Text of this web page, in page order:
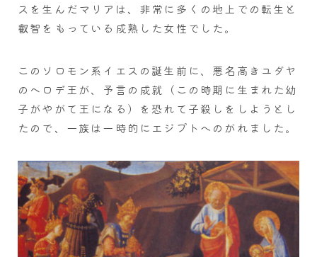
スを生んだマリアは、非常に多くの地上での転生と
叡智をもっている成熟した女性でした。
このソロモン系イエスの誕生前に、悪名高きユダヤ
のヘロデ王が、予言の成就（この時期に生まれた幼
子がやがて王になる）を恐れて子殺しをしようとし
たので、一族は一時的にエジプトへのがれました。